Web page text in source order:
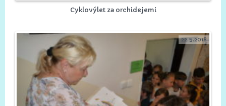
Cyklovýlet za orchidejemi
22.5.2018